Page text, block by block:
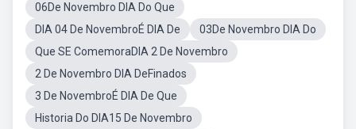
06De Novembro DIA Do Que
DIA 04 De NovembroÉ DIA De
03De Novembro DIA Do
Que SE ComemoraDIA 2 De Novembro
2 De Novembro DIA DeFinados
3 De NovembroÉ DIA De Que
Historia Do DIA15 De Novembro